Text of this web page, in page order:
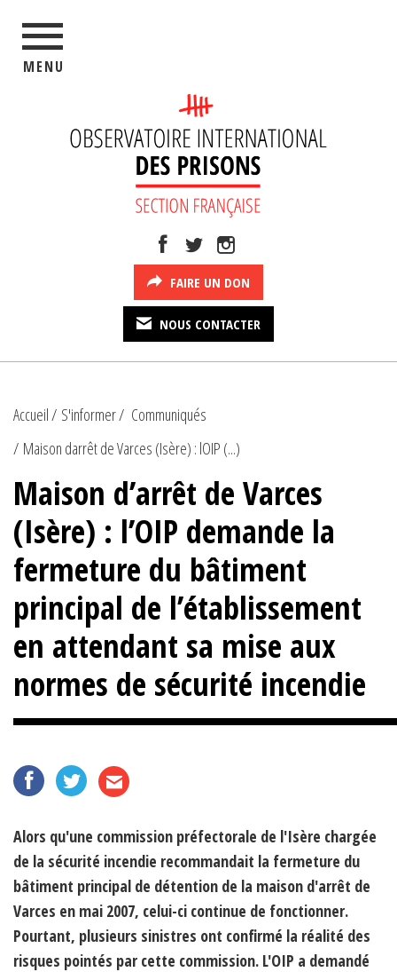
MENU
FAIRE UN DON
NOUS CONTACTER
Accueil S'informer
Communiqués
Maison darrêt de Varces (Isère) : lOIP (...)
Maison d’arrêt de Varces
(Isère) : l’OIP demande la
fermeture du bâtiment
principal de l’établissement
en attendant sa mise aux
normes de sécurité incendie
Alors qu'une commission préfectorale de l'Isère chargée
de la sécurité incendie recommandait la fermeture du
bâtiment principal de détention de la maison d'arrêt de
Varces en mai 2007, celui-ci continue de fonctionner.
Pourtant, plusieurs sinistres ont confirmé la réalité des
risques pointés par cette commission. L'OIP a demandé